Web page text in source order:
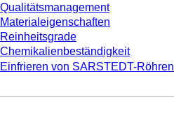
Qualitätsmanagement
Materialeigenschaften
Reinheitsgrade
Chemikalienbeständigkeit
Einfrieren von SARSTEDT-Röhren